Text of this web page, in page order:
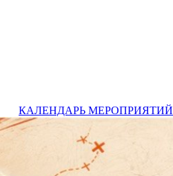
КАЛЕНДАРЬ МЕРОПРИЯТИЙ